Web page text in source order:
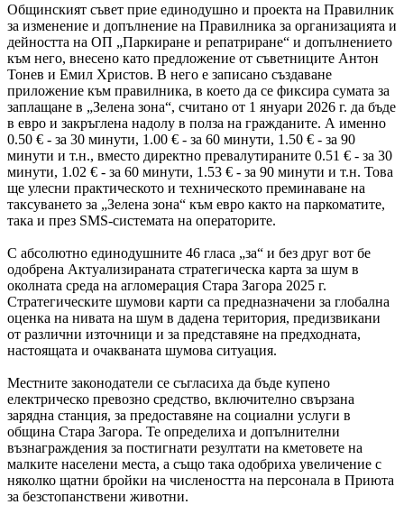
Общинският съвет прие единодушно и проекта на Правилник
за изменение и допълнение на Правилника за организацията и
дейността на ОП „Паркиране и репатриране“ и допълнението
към него, внесено като предложение от съветниците Антон
Тонев и Емил Христов. В него е записано създаване
приложение към правилника, в което да се фиксира сумата за
заплащане в „Зелена зона“, считано от 1 януари 2026 г. да бъде
в евро и закръглена надолу в полза на гражданите. А именно
0.50 € - за 30 минути, 1.00 € - за 60 минути, 1.50 € - за 90
минути и т.н., вместо директно превалутираните 0.51 € - за 30
минути, 1.02 € - за 60 минути, 1.53 € - за 90 минути и т.н. Това
ще улесни практическото и техническото преминаване на
таксуването за „Зелена зона“ към евро както на паркоматите,
така и през SMS-системата на операторите.
С абсолютно единодушните 46 гласа „за“ и без друг вот бе
одобрена Актуализираната стратегическа карта за шум в
околната среда на агломерация Стара Загора 2025 г.
Стратегическите шумови карти са предназначени за глобална
оценка на нивата на шум в дадена територия, предизвикани
от различни източници и за представяне на предходната,
настоящата и очакваната шумова ситуация.
Местните законодатели се съгласиха да бъде купено
електрическо превозно средство, включително свързана
зарядна станция, за предоставяне на социални услуги в
община Стара Загора. Те определиха и допълнителни
възнаграждения за постигнати резултати на кметовете на
малките населени места, а също така одобриха увеличение с
няколко щатни бройки на числеността на персонала в Приюта
за безстопанствени животни.